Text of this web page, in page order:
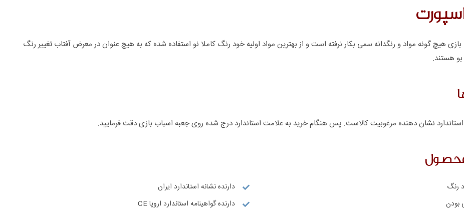
اسپورت
هیچ گونه مواد و رنگدانه سمی بکار نرفته است و از بهترین مواد اولیه خود رنگ کاملا نو استفاده شده که به هیچ عنوان در معرض آفتاب تغییر رنگ
هستند.
نشان دهنده مرغوبیت کالاست. پس هنگام خرید به علامت استاندارد درج شده روی جعبه اسباب بازی دقت فرمایید.
رنگ
بودن
دارنده نشانه استاندارد ایران
دارنده گواهینامه استاندارد اروپا CE